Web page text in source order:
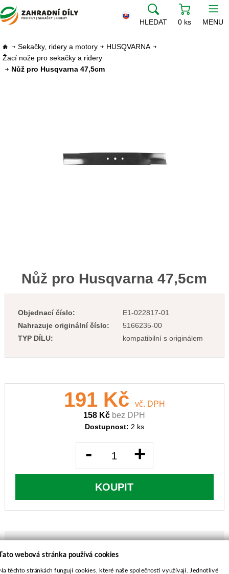
HLEDAT 0 ks MENU
Sekačky, ridery a motory
HUSQVARNA
Žací nože pro sekačky a ridery
Nůž pro Husqvarna 47,5cm
Nůž pro Husqvarna 47,5cm
Objednací číslo:
E1-022817-01
Nahrazuje originální číslo:
5166235-00
TYP DÍLU:
kompatibilní s originálem
191 Kč
vč. DPH
158 Kč bez DPH
Dostupnost: 2 ks
- +
KOUPIT
POPIS ZBOŽÍ
webová stránka používá cookies
těchto stránkách fungují cookies, které naše společnosti využívají. Jednotlivé